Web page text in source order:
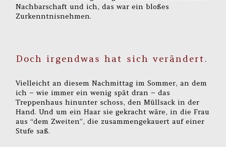
Nachbarschaft und ich, das war ein bloßes
Zurkenntnisnehmen.
Doch irgendwas hat sich verändert.
Vielleicht an diesem Nachmittag im Sommer, an dem
ich – wie immer ein wenig spät dran – das
Treppenhaus hinunter schoss, den Müllsack in der
Hand. Und um ein Haar sie gekracht wäre, in die Frau
aus “dem Zweiten”, die zusammengekauert auf einer
Stufe saß.